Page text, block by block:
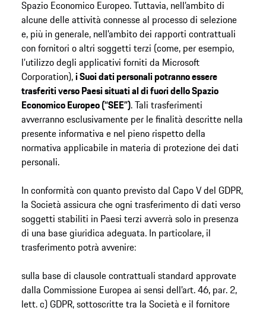
Spazio Economico Europeo. Tuttavia, nell’ambito di
alcune delle attività connesse al processo di selezione
e, più in generale, nell’ambito dei rapporti contrattuali
con fornitori o altri soggetti terzi (come, per esempio,
l’utilizzo degli applicativi forniti da Microsoft
Corporation),i Suoi dati personali potranno essere
trasferiti verso Paesi situati al di fuori dello Spazio
Economico Europeo (“SEE”). Tali trasferimenti
avverranno esclusivamente per le finalità descritte nella
presente informativa e nel pieno rispetto della
normativa applicabile in materia di protezione dei dati
personali.
In conformità con quanto previsto dal Capo V del GDPR,
la Società assicura che ogni trasferimento di dati verso
soggetti stabiliti in Paesi terzi avverrà solo in presenza
di una base giuridica adeguata. In particolare, il
trasferimento potrà avvenire:
sulla base di clausole contrattuali standard approvate
dalla Commissione Europea ai sensi dell’art. 46, par. 2,
lett. c) GDPR, sottoscritte tra la Società e il fornitore